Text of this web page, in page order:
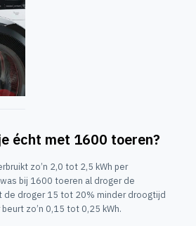
écht met 1600 toeren?
zo’n 2,0 tot 2,5 kWh per
bij 1600 toeren al droger de
de droger 15 tot 20% minder droogtijd
zo’n 0,15 tot 0,25 kWh.